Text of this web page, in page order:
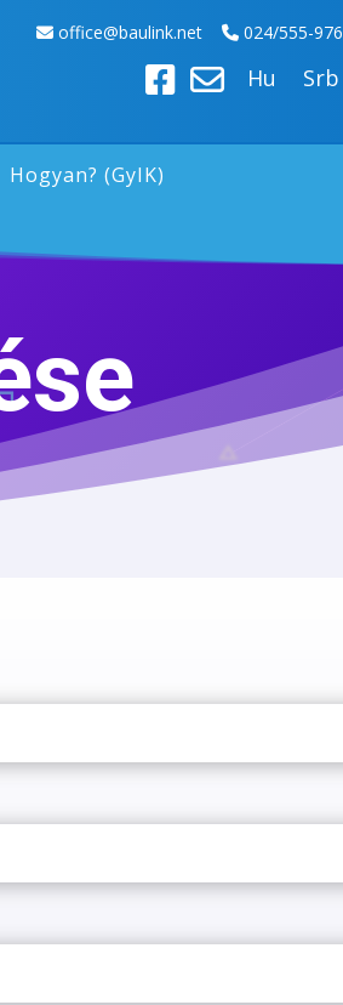
office@baulink.net 024/555-976
Hu Srb
Hogyan? (GyIK)